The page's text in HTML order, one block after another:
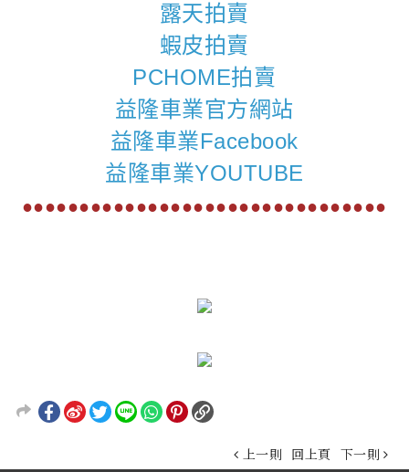
露天拍賣
蝦皮拍賣
PCHOME拍賣
益隆車業官方網站
益隆車業Facebook
益隆車業YOUTUBE
●●●●●●●●●●●●●●●●●●●●●●●●●●●●●●●●
上一則 回上頁 下一則